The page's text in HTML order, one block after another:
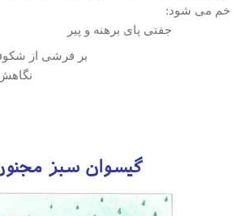
خم می شود:
جفتی پای برهنه و پیر
بر فرشی از شکوفه
نگاهش را پر
گیسوان سبز